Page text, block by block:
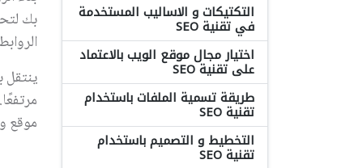
التكتيكات و الاساليب المستخدمة
في تقنية SEO
اختيار مجال موقع الويب بالاعتماد
على تقنية SEO
طريقة تسمية الملفات باستخدام
تقنية SEO
التخطيط و التصميم باستخدام
تقنية SEO
بك
ينتقل
موقع ويب